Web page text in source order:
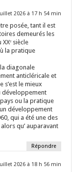
2026 à 17 h 54 min
posée, tant il est
demeurés les
siècle
la pratique
la diagonale
anticléricale et
s’est le mieux
développement
pays ou la pratique
développement
qui a été une des
qu’ auparavant
Répondre
2026 à 18 h 56 min